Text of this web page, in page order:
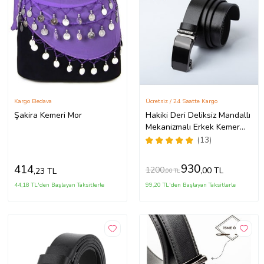
Şakira Kemeri Mor
Kargo Bedava
414,23 TL
44,18 TL'den Başlayan Taksitlerle
Hakiki Deri Deliksiz Mandallı
Mekanizmalı Erkek Kemer
İsme Özel çakmak hediyeli
(13)
Ücretsiz / 24 Saatte Kargo
1200,00 TL 930,00 TL
99,20 TL'den Başlayan Taksitlerle